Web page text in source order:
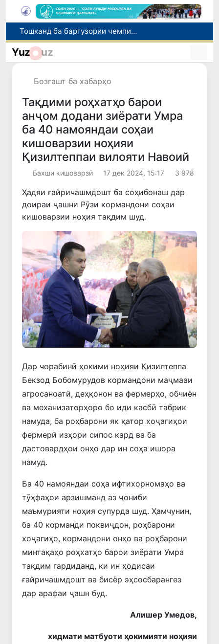
Шаҳрвандони Ӯзбекистон метавонанд дар доираи барномаи H-2A ба корҳои мавсимии кишоварзӣ дар ИМА сафарбар шаванд
Намояндагии Агентии муҳоҷират дар Москва моҳи июл ба зиёда аз 1,8 ҳазор шаҳрванди Ӯзбекистон кумак расонд
Yuz uz
Бозгашт ба хабарҳо
Тақдими роҳхатҳо барои
анҷом додани зиёрати Умра
ба 40 намояндаи соҳаи
кишоварзии ноҳияи
Қизилтеппаи вилояти Навоий
Бахши кишоварзӣ 17 дек 2024, 15:17 3 978
Ҳадяи ғайричашмдошт ба соҳибонаш дар
доираи ҷашни Рӯзи кормандони соҳаи
кишоварзии ноҳия тақдим шуд.
Дар чорабинӣ ҳокими ноҳияи Қизилтеппа
Бекзод Бобомурудов кормандони маҷмааи
агросаноатӣ, деҳқонон ва фермерҳо, обчиён
ва механизаторҳоро бо иди касбӣ табрик
намуда, ба роҳбарони як қатор хоҷагиҳои
фермерӣ изҳори сипос кард ва ба
дастовардҳои онҳо дар ин соҳа ишора
намуд.
Ба 40 намояндаи соҳа ифтихорномаҳо ва
тӯҳфаҳои арзишманд аз ҷониби
маъмурияти ноҳия супурда шуд. Ҳамчунин,
ба 40 корманди поквиҷдон, роҳбарони
хоҷагиҳо, кормандони онҳо ва роҳбарони
минтақаҳо роҳхатҳо барои зиёрати Умра
тақдим гардиданд, ки ин ҳодисаи
ғайричашмдошт ва бисёр эҳсосбарангез
дар арафаи ҷашн буд.
Алишер Умедов,
хидмати матбуоти ҳокимияти ноҳияи